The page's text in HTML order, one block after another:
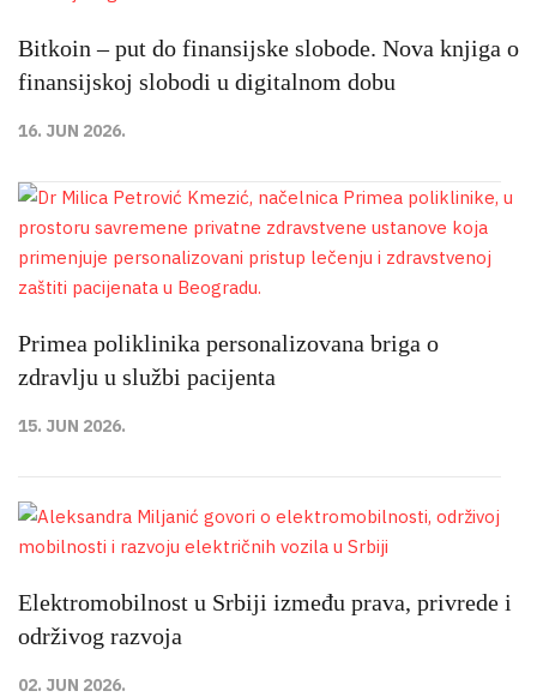
Bitkoin – put do finansijske slobode. Nova knjiga o
finansijskoj slobodi u digitalnom dobu
16. JUN 2026.
Primea poliklinika personalizovana briga o
zdravlju u službi pacijenta
15. JUN 2026.
Elektromobilnost u Srbiji između prava, privrede i
održivog razvoja
02. JUN 2026.